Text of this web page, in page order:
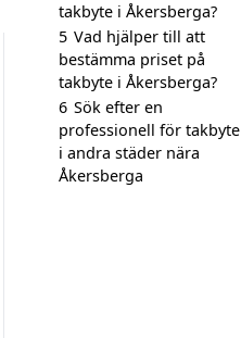
takbyte i Åkersberga?
5 Vad hjälper till att
bestämma priset på
takbyte i Åkersberga?
6 Sök efter en
professionell för takbyte
i andra städer nära
Åkersberga